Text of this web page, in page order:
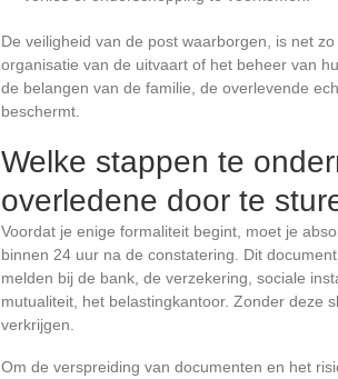
De veiligheid van de post waarborgen, is net
organisatie van de uitvaart of het beheer van
de belangen van de familie, de overlevende
beschermt.
Welke stappen te
overledene door te
Voordat je enige formaliteit begint, moet je
binnen 24 uur na de constatering. Dit
melden bij de bank, de verzekering, sociale
mutualiteit, het belastingkantoor. Zonder deze
verkrijgen.
Om de verspreiding van documenten en het